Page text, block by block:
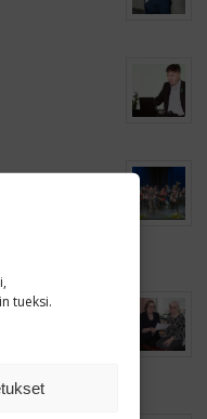
tueksi.